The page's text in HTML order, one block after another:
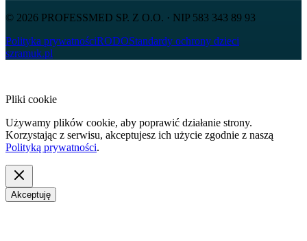
© 2026 PROFESSMED SP. Z O.O. · NIP 583 343 89 93
Polityka prywatnościRODOStandardy ochrony dzieci
szramuk.pl
Pliki cookie
Używamy plików cookie, aby poprawić działanie strony.
Korzystając z serwisu, akceptujesz ich użycie zgodnie z naszą
Polityką prywatności.
Akceptuję